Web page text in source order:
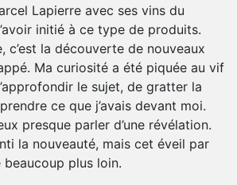
Lapierre avec ses vins du
initié à ce type de produits.
c’est la découverte de nouveaux
Ma curiosité a été piquée au vif
le sujet, de gratter la
ce que j’avais devant moi.
presque parler d’une révélation.
la nouveauté, mais cet éveil par
beaucoup plus loin.